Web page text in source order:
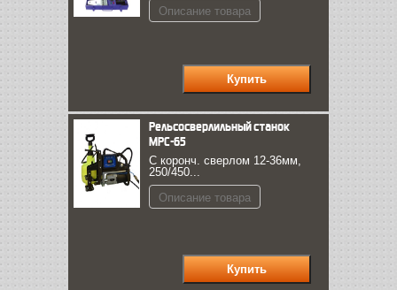
Описание товара
Рельсосверлильный станок
МРС-65
С коронч. сверлом 12-36мм,
250/450...
Описание товара